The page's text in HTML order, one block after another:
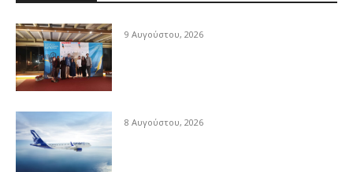
9 Αυγούστου, 2026
8 Αυγούστου, 2026